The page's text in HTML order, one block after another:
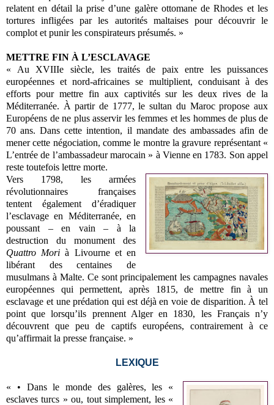
relatent en détail la prise d’une galère ottomane de Rhodes et les
tortures infligées par les autorités maltaises pour découvrir le
complot et punir les conspirateurs présumés. »
METTRE FIN À L’ESCLAVAGE
« Au XVIIIe siècle, les traités de paix entre les puissances
européennes et nord-africaines se multiplient, conduisant à des
efforts pour mettre fin aux captivités sur les deux rives de la
Méditerranée. À partir de 1777, le sultan du Maroc propose aux
Européens de ne plus asservir les femmes et les hommes de plus de
70 ans. Dans cette intention, il mandate des ambassades afin de
mener cette négociation, comme le montre la gravure représentant «
L’entrée de l’ambassadeur marocain » à Vienne en 1783. Son appel
reste toutefois lettre morte.
Vers 1798, les armées
révolutionnaires françaises
tentent également d’éradiquer
l’esclavage en Méditerranée, en
poussant – en vain – à la
destruction du monument des
Quattro Mori à Livourne et en
libérant des centaines de
musulmans à Malte. Ce sont principalement les campagnes navales
européennes qui permettent, après 1815, de mettre fin à un
esclavage et une prédation qui est déjà en voie de disparition. À tel
point que lorsqu’ils prennent Alger en 1830, les Français n’y
découvrent que peu de captifs européens, contrairement à ce
qu’affirmait la presse française. »
LEXIQUE
« • Dans le monde des galères, les «
esclaves turcs » ou, tout simplement, les «